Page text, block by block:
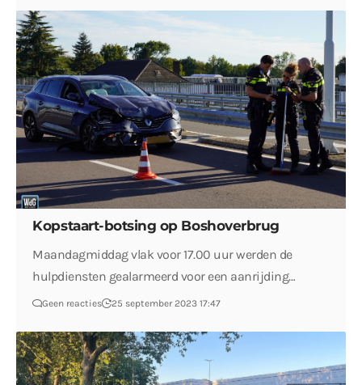
Kopstaart-botsing op Boshoverbrug
Maandagmiddag vlak voor 17.00 uur werden de
hulpdiensten gealarmeerd voor een aanrijding…
Geen reacties 25 september 2023 17:47